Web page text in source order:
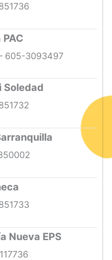
PAC
605-3093497
Soledad
Nueva EPS